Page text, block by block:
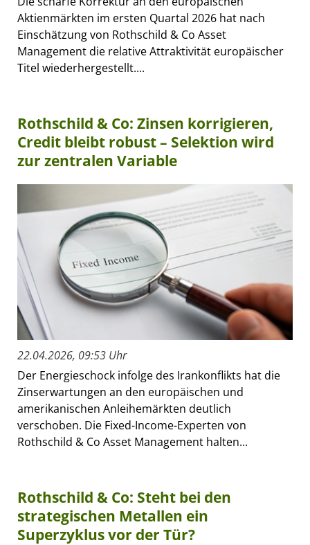
Aktienmärkten im ersten Quartal 2026 hat nach
Einschätzung von Rothschild & Co Asset
Management die relative Attraktivität europäischer
Titel wiederhergestellt....
Rothschild & Co: Zinsen korrigieren,
Credit bleibt robust – Selektion wird
zur zentralen Variable
22.04.2026, 09:53 Uhr
Der Energieschock infolge des Irankonflikts hat die
Zinserwartungen an den europäischen und
amerikanischen Anleihemärkten deutlich
verschoben. Die Fixed-Income-Experten von
Rothschild & Co Asset Management halten...
Rothschild & Co: Steht bei den
strategischen Metallen ein
Superzyklus vor der Tür?